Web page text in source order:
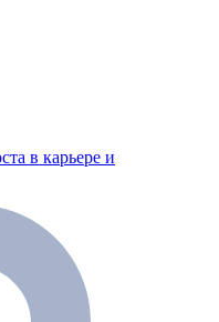
в карьере и